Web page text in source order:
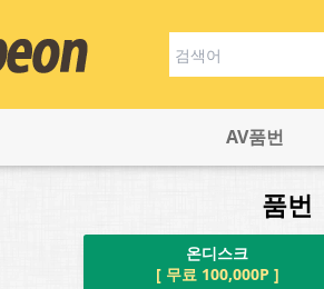
AV품번
품번
온디스크
[ 무료 100,000P ]